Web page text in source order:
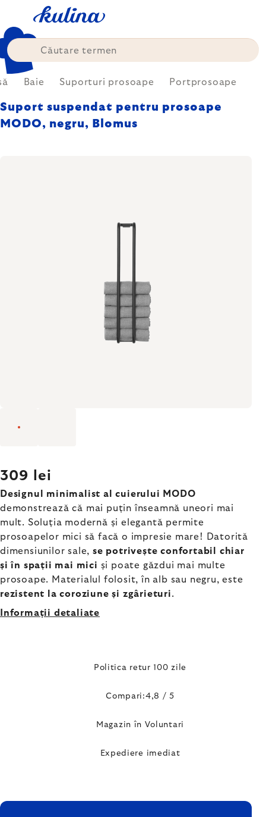
conținut
Baie Suporturi prosoape Portprosoape
Suport suspendat pentru prosoape
MODO, negru, Blomus
309 lei
Designul minimalist al cuierului MODO
demonstrează că mai puțin înseamnă uneori mai
mult. Soluția modernă și elegantă permite
prosoapelor mici să facă o impresie mare! Datorită
dimensiunilor sale,se potrivește confortabil chiar
și în spații mai mici și poate găzdui mai multe
prosoape. Materialul folosit, în alb sau negru, este
rezistent la coroziune și zgârieturi.
Informaţii detaliate
Politica retur 100 zile
Compari:4,8 / 5
Magazin în Voluntari
Expediere imediat
SUBSOL